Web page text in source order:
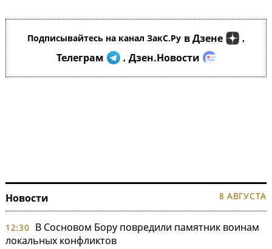
Подписывайтесь на канал ЗакС.Ру в Дзене ,
Телеграм , Дзен.Новости
Новости 8 АВГУСТА
12:30
В Сосновом Бору повредили памятник воинам
локальных конфликтов